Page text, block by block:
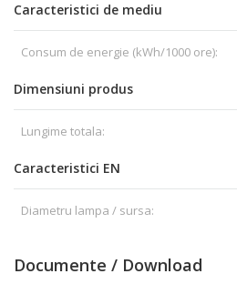
Caracteristici de mediu
Consum de energie (kWh/1000 ore):
Dimensiuni produs
Lungime totala:
Caracteristici EN
Diametru lampa / sursa:
Documente / Download